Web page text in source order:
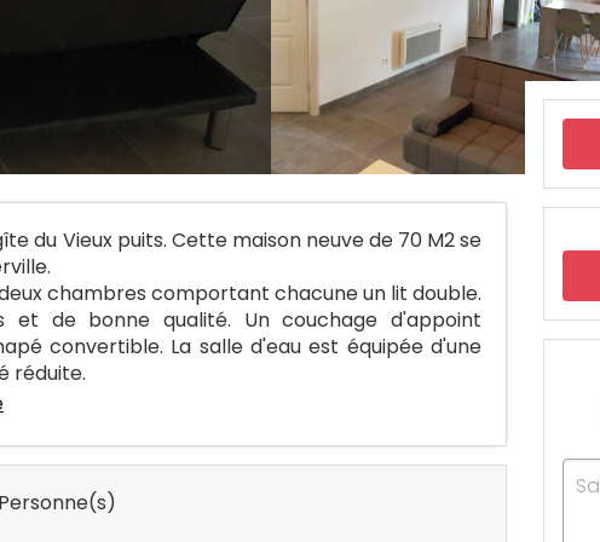
du Vieux puits. Cette maison neuve de 70 M2 se
chambres comportant chacune un lit double.
de bonne qualité. Un couchage d'appoint
convertible. La salle d'eau est équipée d'une
réduite.